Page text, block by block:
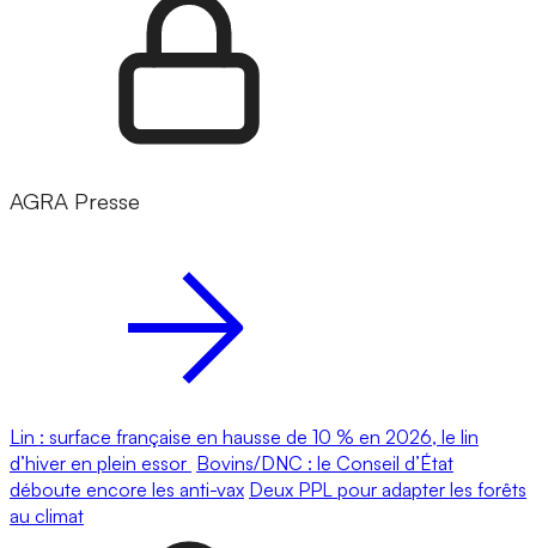
AGRA Presse
Lin : surface française en hausse de 10 % en 2026, le lin
d’hiver en plein essor Bovins/DNC : le Conseil d’État
déboute encore les anti-vax Deux PPL pour adapter les forêts
au climat